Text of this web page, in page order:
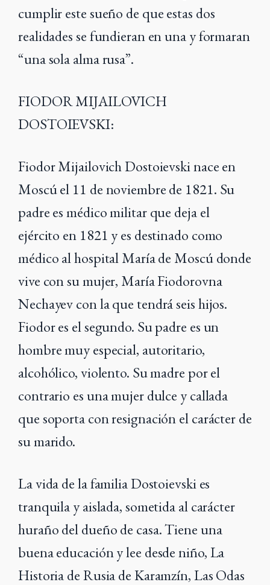
cumplir este sueño de que estas dos
realidades se fundieran en una y formaran
“una sola alma rusa”.
FIODOR MIJAILOVICH
DOSTOIEVSKI:
Fiodor Mijailovich Dostoievski nace en
Moscú el 11 de noviembre de 1821. Su
padre es médico militar que deja el
ejército en 1821 y es destinado como
médico al hospital María de Moscú donde
vive con su mujer, María Fiodorovna
Nechayev con la que tendrá seis hijos.
Fiodor es el segundo. Su padre es un
hombre muy especial, autoritario,
alcohólico, violento. Su madre por el
contrario es una mujer dulce y callada
que soporta con resignación el carácter de
su marido.
La vida de la familia Dostoievski es
tranquila y aislada, sometida al carácter
huraño del dueño de casa. Tiene una
buena educación y lee desde niño, La
Historia de Rusia de Karamzín, Las Odas